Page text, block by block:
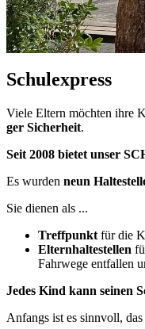
Schul­ex­press
Vie­le El­tern möch­ten ihre
ger Si­cher­heit.
Seit 2008 bie­tet un­ser
Es wur­den neun
Sie die­nen als ...
Treff­punkt für die
El­tern­hal­te­stel­len
Fahr­we­ge ent­fal­len
Je­des Kind kann sei­nen
An­fangs ist es sinn­voll,